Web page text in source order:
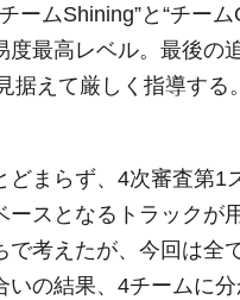
ームShining”と“チー
度最高レベル。最後の
据えて厳しく指導す
まらず、4次審査第1
ースとなるトラックが
で考えたが、今回は
いの結果、4チームに